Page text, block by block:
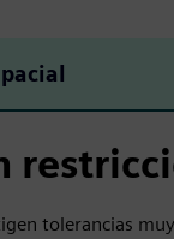
tolerancias